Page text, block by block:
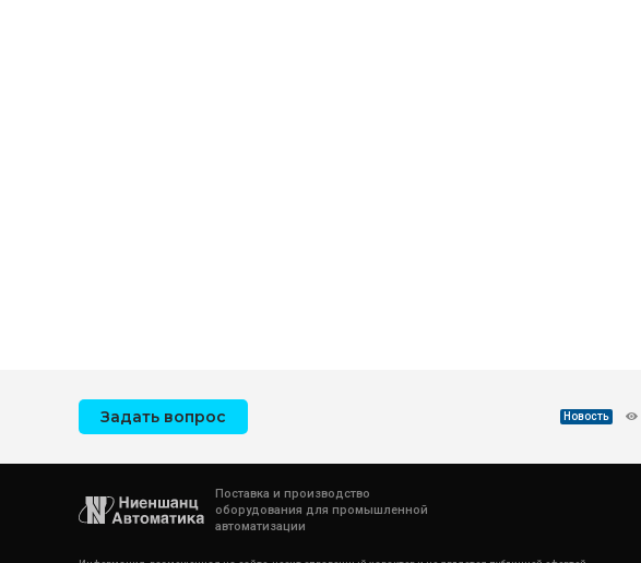
Задать вопрос Новость
Поставка и производство
оборудования для промышленной
автоматизации